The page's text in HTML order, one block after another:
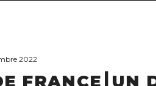
2022
FRANCE┃UN